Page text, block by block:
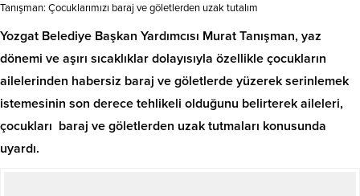
Tanışman: Çocuklarımızı baraj ve göletlerden uzak tutalım
Yozgat Belediye Başkan Yardımcısı Murat Tanışman, yaz
dönemi ve aşırı sıcaklıklar dolayısıyla özellikle çocukların
ailelerinden habersiz baraj ve göletlerde yüzerek serinlemek
istemesinin son derece tehlikeli olduğunu belirterek aileleri,
çocukları baraj ve göletlerden uzak tutmaları konusunda
uyardı.